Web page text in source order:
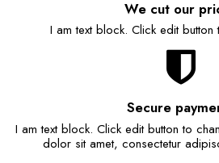
We cut our
I am text block. Click edit button
Secure
I am text block. Click edit button to
dolor sit amet, consectetur